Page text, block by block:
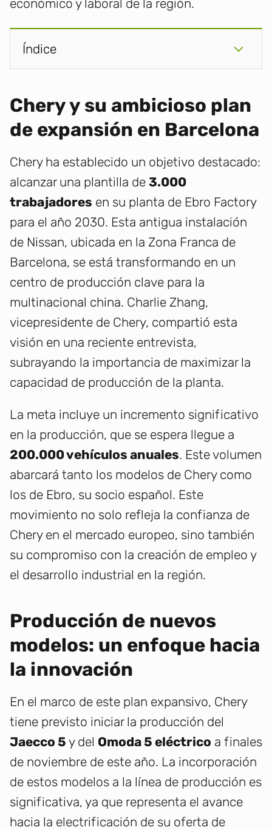
económico y laboral de la región.
Índice
Chery y su ambicioso plan
de expansión en Barcelona
Chery ha establecido un objetivo destacado:
alcanzar una plantilla de 3.000
trabajadores en su planta de Ebro Factory
para el año 2030. Esta antigua instalación
de Nissan, ubicada en la Zona Franca de
Barcelona, se está transformando en un
centro de producción clave para la
multinacional china. Charlie Zhang,
vicepresidente de Chery, compartió esta
visión en una reciente entrevista,
subrayando la importancia de maximizar la
capacidad de producción de la planta.
La meta incluye un incremento significativo
en la producción, que se espera llegue a
200.000 vehículos anuales. Este volumen
abarcará tanto los modelos de Chery como
los de Ebro, su socio español. Este
movimiento no solo refleja la confianza de
Chery en el mercado europeo, sino también
su compromiso con la creación de empleo y
el desarrollo industrial en la región.
Producción de nuevos
modelos: un enfoque hacia
la innovación
En el marco de este plan expansivo, Chery
tiene previsto iniciar la producción del
Jaecco 5 y del Omoda 5 eléctrico a finales
de noviembre de este año. La incorporación
de estos modelos a la línea de producción es
significativa, ya que representa el avance
hacia la electrificación de su oferta de